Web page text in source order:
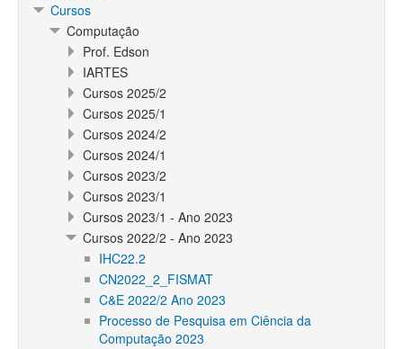
Cursos
Computação
Prof. Edson
IARTES
Cursos 2025/2
Cursos 2025/1
Cursos 2024/2
Cursos 2024/1
Cursos 2023/2
Cursos 2023/1
Cursos 2023/1 - Ano 2023
Cursos 2022/2 - Ano 2023
IHC22.2
CN2022_2_FISMAT
C&E 2022/2 Ano 2023
Processo de Pesquisa em Ciência da
Computação 2023